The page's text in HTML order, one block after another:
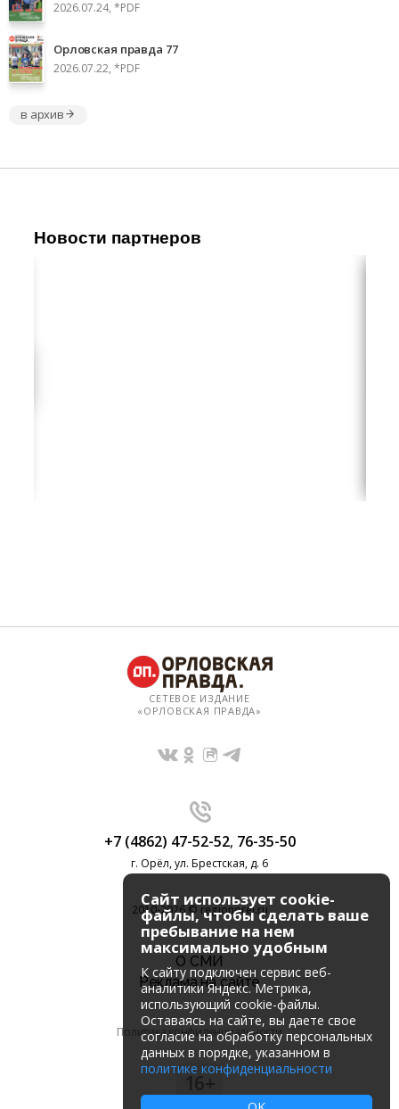
2026.07.24, *PDF
Орловская правда 77
2026.07.22, *PDF
в архив
Новости партнеров
СЕТЕВОЕ ИЗДАНИЕ
«ОРЛОВСКАЯ ПРАВДА»
+7 (4862) 47-52-52, 76-35-50
г. Орёл, ул. Брестская, д. 6
2010-2026 © regionorel.ru
О СМИ
Реклама на сайте
Политика конфиденциальности
16+
Сайт использует cookie-
файлы, чтобы сделать ваше
пребывание на нем
максимально удобным
К cайту подключен сервис веб-
аналитики Яндекс. Метрика,
использующий cookie-файлы.
Оставаясь на сайте, вы даете свое
согласие на обработку персональных
данных в порядке, указанном в
политике конфиденциальности